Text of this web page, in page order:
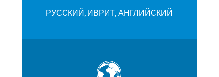
РУССКИЙ, ИВРИТ, АНГЛИЙСКИЙ